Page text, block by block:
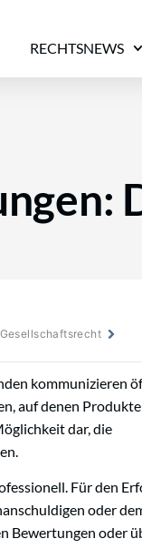
RECHTSNEWS
kommunizieren
auf denen
dar, die
Für den
oder
Bewertungen oder